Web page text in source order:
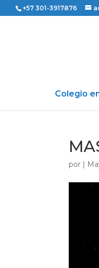
+57 301-3917876
Colegio
por |